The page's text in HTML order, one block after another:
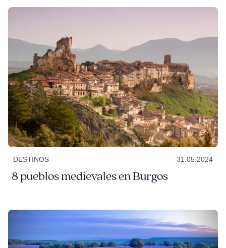
DESTINOS 31.05.2024
8 pueblos medievales en Burgos